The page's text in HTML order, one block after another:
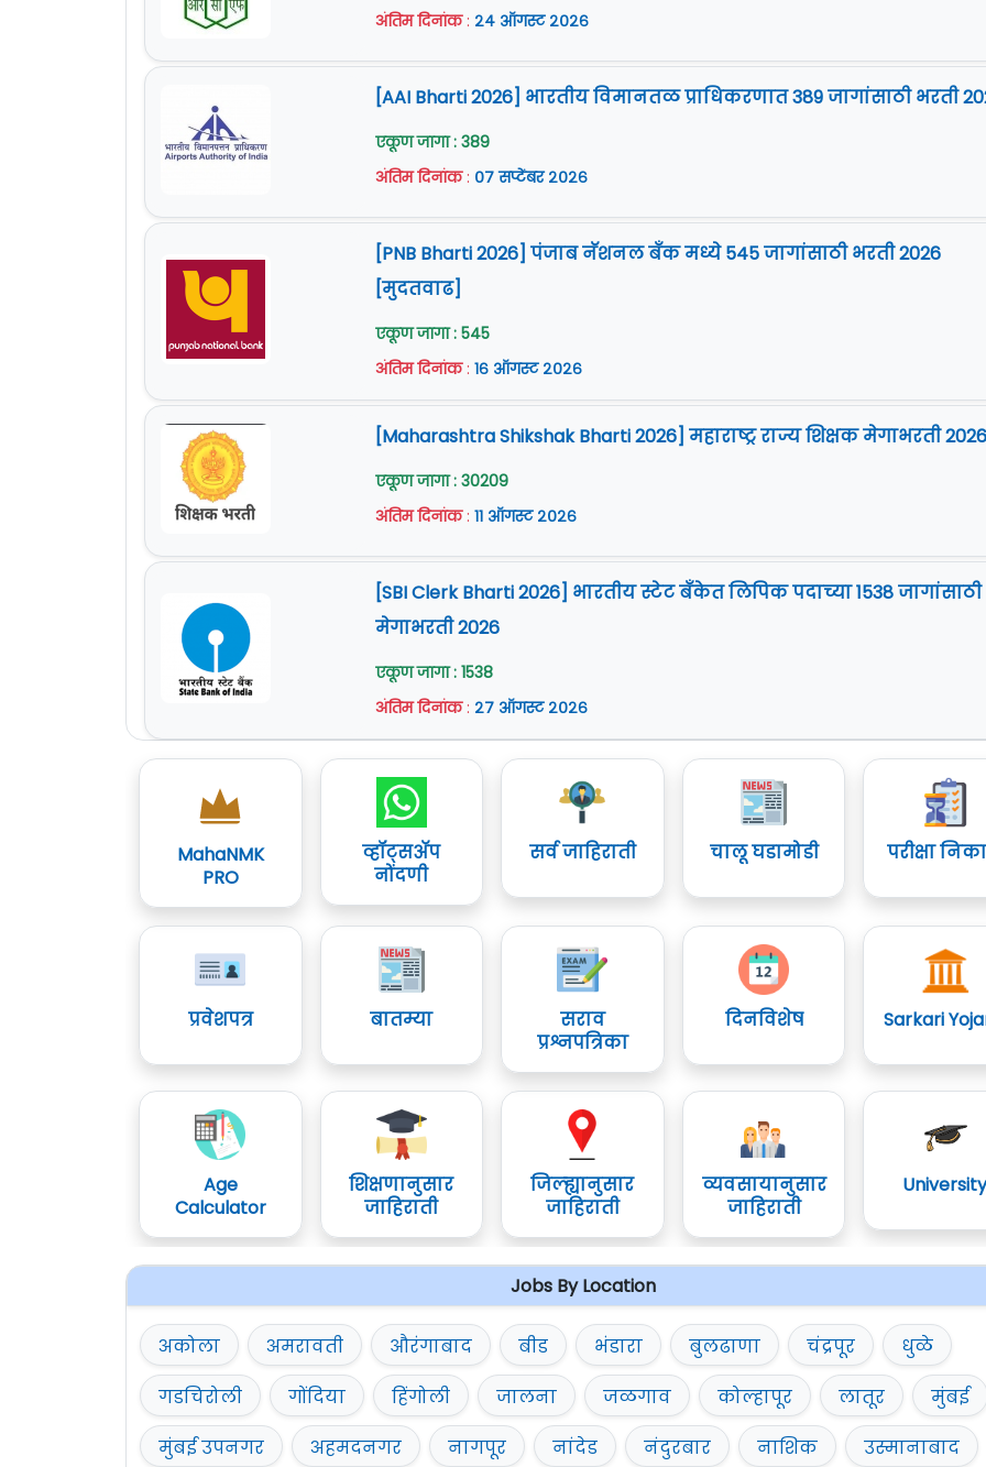
अंतिम दिनांक: २४ ऑगस्ट २०२६
[AAI Bharti 2026] भारतीय विमानतळ प्राधिकरणात 389 जागांसाठी भरती
एकूण जागा : 389
अंतिम दिनांक: ०७ सप्टेंबर २०२६
[PNB Bharti 2026] पंजाब नॅशनल बँक मध्ये 545 जागांसाठी भरती 2026
[मुदतवाढ]
एकूण जागा : 545
अंतिम दिनांक: १६ ऑगस्ट २०२६
[Maharashtra Shikshak Bharti 2026] महाराष्ट्र राज्य शिक्षक मेगाभरती 2026
एकूण जागा : 30209
अंतिम दिनांक: ११ ऑगस्ट २०२६
[SBI Clerk Bharti 2026] भारतीय स्टेट बँकेत लिपिक पदाच्या 1538 जागांसाठी
मेगाभरती 2026
एकूण जागा : 1538
अंतिम दिनांक: २७ ऑगस्ट २०२६
MahaNMK
PRO
व्हॉट्सॲप
नोंदणी
सर्व जाहिराती चालू घडामोडी परीक्षा
प्रवेशपत्र बातम्या
सराव
प्रश्नपत्रिका
दिनविशेष Sarkari
Age
Calculator
शिक्षणानुसार
जाहिराती
जिल्ह्यानुसार
जाहिराती
व्यवसायानुसार
जाहिराती
Jobs By Location
अकोला अमरावती औरंगाबाद बीड भंडारा बुलढाणा चंद्रपूर
धुळे
गडचिरोली
गोंदिया हिंगोली जालना जळगाव कोल्हापूर लातूर
मुंबई
मुंबई उपनगर
अहमदनगर नागपूर नांदेड नंदुरबार नाशिक उस्मानाबाद